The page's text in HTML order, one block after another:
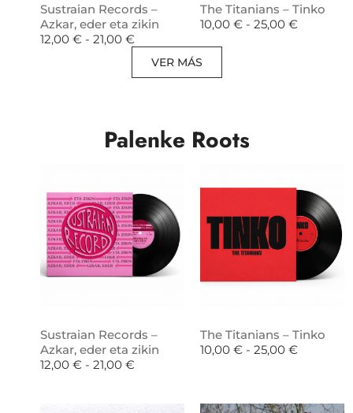
Sustraian Records –
Azkar, eder eta zikin
12,00 € - 21,00 €
The Titanians – Tinko
10,00 € - 25,00 €
VER MÁS
Palenke Roots
Sustraian Records –
Azkar, eder eta zikin
12,00 € - 21,00 €
The Titanians – Tinko
10,00 € - 25,00 €